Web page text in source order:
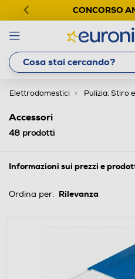
CONCORSO
Elettrodomestici Pulizia, Stiro
Accessori
48 prodotti
Informazioni sui prezzi e
Ordina per: